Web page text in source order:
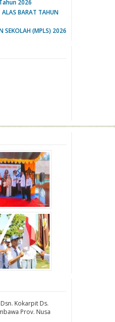
2026
ALAS BARAT TAHUN
SEKOLAH (MPLS) 2026
Kokarpit Ds.
Prov. Nusa